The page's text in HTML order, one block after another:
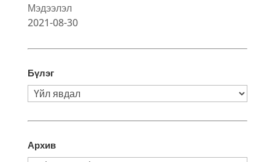
Мэдээлэл
2021-08-30
Бүлэг
Бүлэг
Архив